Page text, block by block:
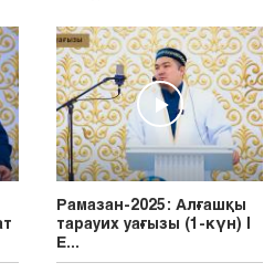
Рамазан-2025: Алғашқы
тарауих уағызы (1-күн) |
Е...